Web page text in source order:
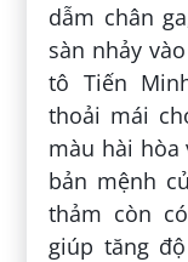
dẫm chân
sàn nhảy
tô Tiến
thoải mái
màu hài
bản mệnh
thảm còn
giúp tăng